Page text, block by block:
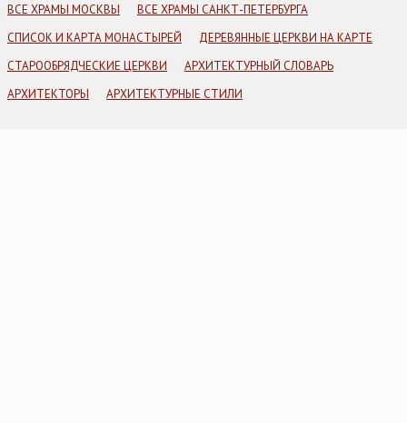
ВСЕ ХРАМЫ МОСКВЫ
ВСЕ ХРАМЫ САНКТ-ПЕТЕРБУРГА
СПИСОК И КАРТА МОНАСТЫРЕЙ
ДЕРЕВЯННЫЕ ЦЕРКВИ НА КАРТЕ
СТАРООБРЯДЧЕСКИЕ ЦЕРКВИ
АРХИТЕКТУРНЫЙ СЛОВАРЬ
АРХИТЕКТОРЫ
АРХИТЕКТУРНЫЕ СТИЛИ